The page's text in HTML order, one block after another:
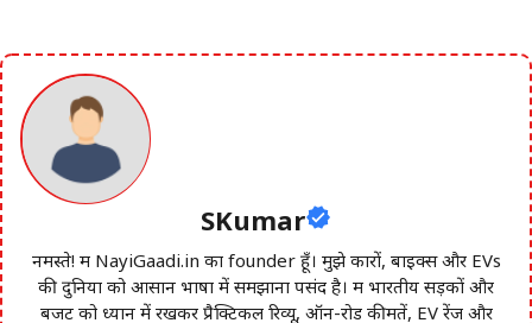
SKumar
नमस्ते! मैं NayiGaadi.in का founder हूँ। मुझे कारों, बाइक्स और EVs
की दुनिया को आसान भाषा में समझाना पसंद है। मैं भारतीय सड़कों और
बजट को ध्यान में रखकर प्रैक्टिकल रिव्यू, ऑन-रोड कीमतें, EV रेंज और